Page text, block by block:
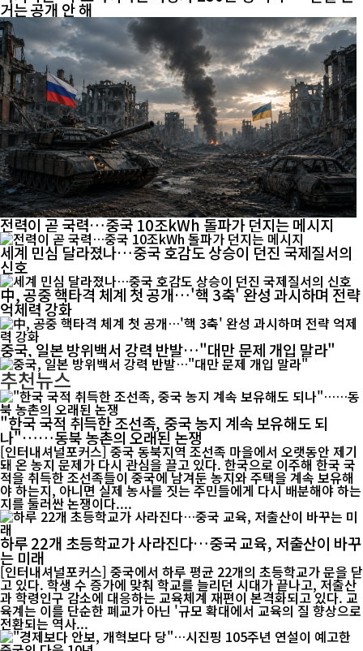
거는 공개 안 해
전력이 곧 국력…중국 10조kWh 돌파가 던지는 메시지
세계 민심 달라졌나…중국 호감도 상승이 던진 국제질서의
신호
中, 공중 핵타격 체계 첫 공개…'핵 3축' 완성 과시하며 전략
억제력 강화
중국, 일본 방위백서 강력 반발…"대만 문제 개입 말라"
추천뉴스
"한국 국적 취득한 조선족, 중국 농지 계속 보유해도 되
나"……동북 농촌의 오래된 논쟁
[인터내셔널포커스] 중국 동북지역 조선족 마을에서 오랫동안 제기
돼 온 농지 문제가 다시 관심을 끌고 있다. 한국으로 이주해 한국 국
적을 취득한 조선족들이 중국에 남겨둔 농지와 주택을 계속 보유해
야 하는지, 아니면 실제 농사를 짓는 주민들에게 다시 배분해야 하는
지를 둘러싼 논쟁이다....
하루 22개 초등학교가 사라진다…중국 교육, 저출산이 바꾸
는 미래
[인터내셔널포커스] 중국에서 하루 평균 22개의 초등학교가 문을 닫
고 있다. 학생 수 증가에 맞춰 학교를 늘리던 시대가 끝나고, 저출산
과 학령인구 감소에 대응하는 교육체계 재편이 본격화되고 있다. 교
육계는 이를 단순한 폐교가 아닌 '규모 확대에서 교육의 질 향상으로
전환되는 역사...